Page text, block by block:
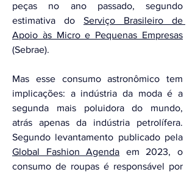
peças no ano passado, segundo
estimativa do Serviço Brasileiro de
Apoio às Micro e Pequenas Empresas
(Sebrae).
Mas esse consumo astronômico tem
implicações: a indústria da moda é a
segunda mais poluidora do mundo,
atrás apenas da indústria petrolífera.
Global Fashion Agenda em 2023, o
consumo de roupas é responsável por